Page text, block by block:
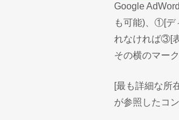
Google
も可能)、①[デ
れなければ③[
その横のマー
[最も詳細な所
が参照したコ